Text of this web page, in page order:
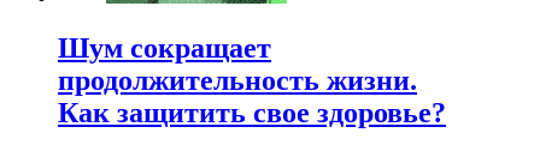
Шум сокращает
продолжительность жизни.
Как защитить свое здоровье?